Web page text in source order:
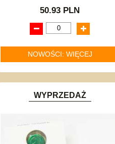
50.93 PLN
NOWOŚCI: WIĘCEJ
WYPRZEDAŻ